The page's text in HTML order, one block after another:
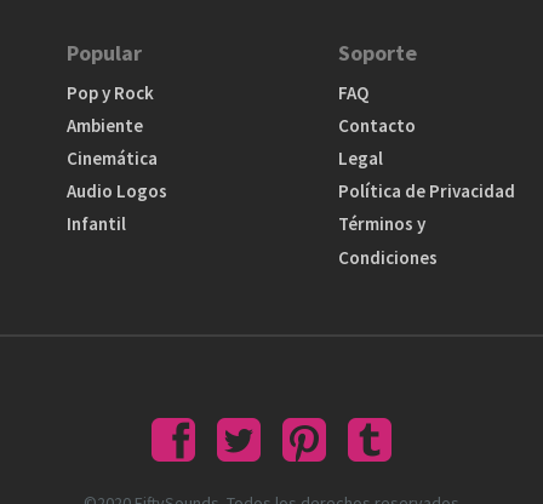
Popular
Pop y Rock
Ambiente
Cinemática
Audio Logos
Infantil
Soporte
FAQ
Contacto
Legal
Política de Privacidad
Términos y
Condiciones